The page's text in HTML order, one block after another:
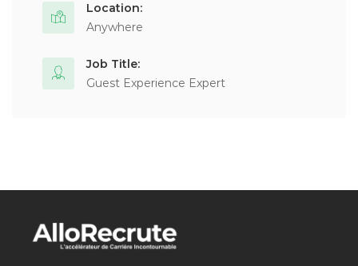
Location:
Anywhere
Job Title:
Guest Experience Expert